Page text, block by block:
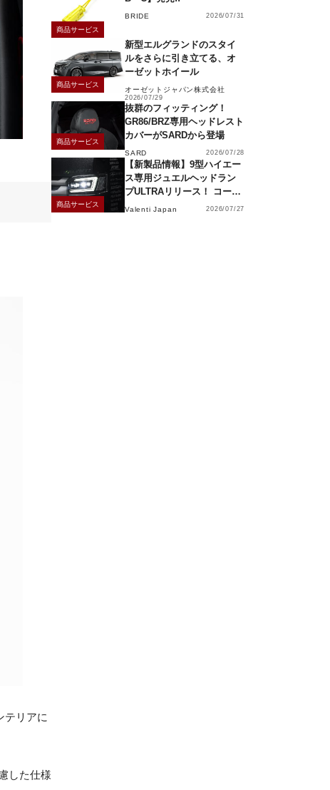
テリアに
した仕様
商品サービス
BRIDE 2026/07/31
商品サービス
新型エルグランドのスタイ
ルをさらに引き立てる、オ
ーゼットホイール
オーゼットジャパン株式会社
2026/07/29
商品サービス
抜群のフィッティング！
GR86/BRZ専用ヘッドレスト
カバーがSARDから登場
SARD 2026/07/28
商品サービス
【新製品情報】9型ハイエー
ス専用ジュエルヘッドラン
プULTRAリリース！ コーナ
ーリングランプ、キーレス
Valenti Japan 2026/07/27